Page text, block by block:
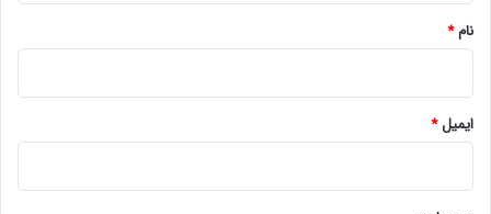
نام*
ایمیل*